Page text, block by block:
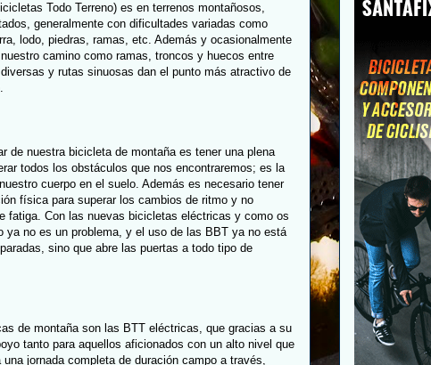
Todo Terreno) es en terrenos montañosos,
generalmente con dificultades variadas como
lodo, piedras, ramas, etc. Además y ocasionalmente
camino como ramas, troncos y huecos entre
y rutas sinuosas dan el punto más atractivo de
de nuestra bicicleta de montaña es tener una plena
todos los obstáculos que nos encontraremos; es la
cuerpo en el suelo. Además es necesario tener
física para superar los cambios de ritmo y no
fatiga. Con las nuevas bicicletas eléctricas y como os
ya no es un problema, y el uso de las BBT ya no está
sino que abre las puertas a todo tipo de
de montaña son las BTT eléctricas, que gracias a su
tanto para aquellos aficionados con un alto nivel que
jornada completa de duración campo a través,